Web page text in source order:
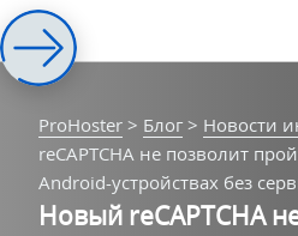
ProHoster > Блог > Новости
reCAPTCHA не позволит
Android-устройствах без
Новый reCAPTCHA